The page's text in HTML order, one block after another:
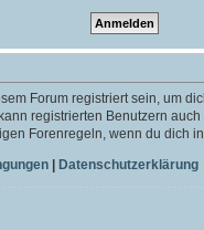
Forum registriert sein, um
registrierten Benutzern
Forenregeln, wenn du dich
| Datenschutzerklärung